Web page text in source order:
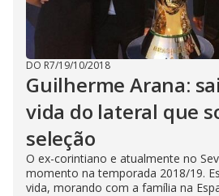
DO R7/19/10/2018
Guilherme Arana:
vida do lateral que
seleção
O ex-corintiano e atualmente no
momento na temporada 2018/19.
vida, morando com a família na